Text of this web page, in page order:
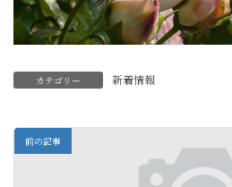
カテゴリー 新着情報
前の記事